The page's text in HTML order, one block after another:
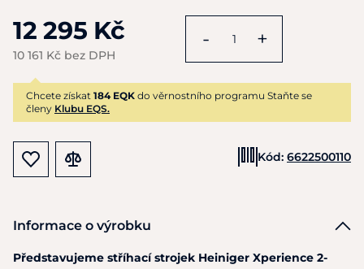
12 295 Kč
10 161 Kč bez DPH
- +
Chcete získat 184 EQK do věrnostního programu Staňte se
členy Klubu EQS.
Kód: 6622500110
Informace o výrobku
Představujeme stříhací strojek Heiniger Xperience 2-